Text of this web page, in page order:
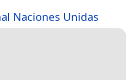
Naciones Unidas